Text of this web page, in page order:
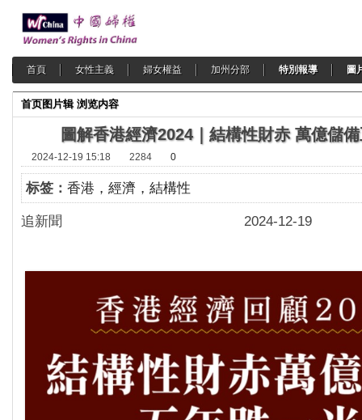
首頁 女性主義 婦女權益 加州分部 特別報導 圖
首页图片辑 浏览内容
圖解香港經濟2024｜結構性財赤 萬億儲
2024-12-19 15:18 2284 0
标签： 香港，經濟，結構性
追新聞 2024-12-19